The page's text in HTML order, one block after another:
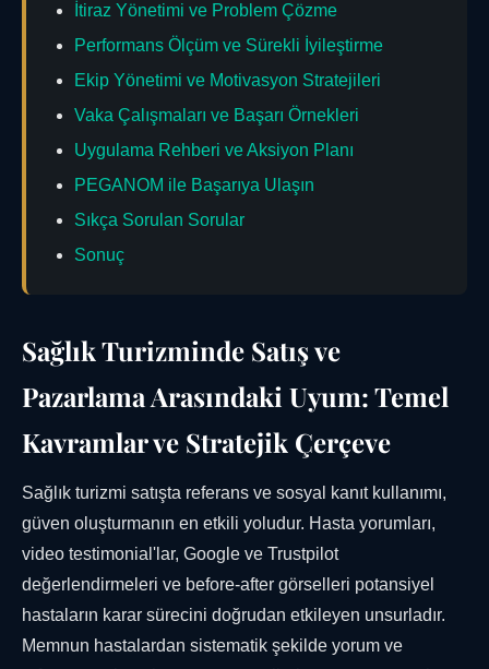
İtiraz Yönetimi ve Problem Çözme
Performans Ölçüm ve Sürekli İyileştirme
Ekip Yönetimi ve Motivasyon Stratejileri
Vaka Çalışmaları ve Başarı Örnekleri
Uygulama Rehberi ve Aksiyon Planı
PEGANOM ile Başarıya Ulaşın
Sıkça Sorulan Sorular
Sonuç
Sağlık Turizminde Satış ve
Pazarlama Arasındaki Uyum: Temel
Kavramlar ve Stratejik Çerçeve
Sağlık turizmi satışta referans ve sosyal kanıt kullanımı,
güven oluşturmanın en etkili yoludur. Hasta yorumları,
video testimonial'lar, Google ve Trustpilot
değerlendirmeleri ve before-after görselleri potansiyel
hastaların karar sürecini doğrudan etkileyen unsurladır.
Memnun hastalardan sistematik şekilde yorum ve